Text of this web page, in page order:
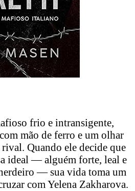
frio e intransigente,
mão de ferro e um olhar
Quando ele decide que
ideal — alguém forte, leal e
— sua vida toma um
com Yelena Zakharova.